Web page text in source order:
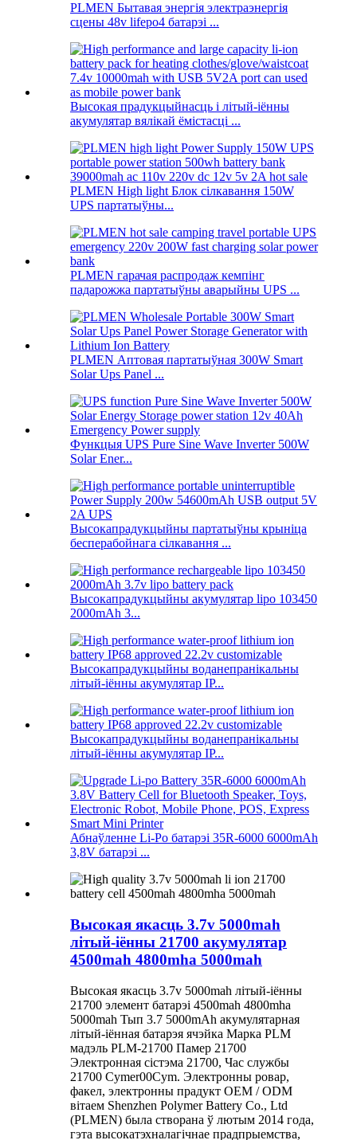
PLMEN Бытавая энергія электраэнергія
сцены 48v lifepo4 батарэі ...
Высокая прадукцыйнасць і літый-іённы
акумулятар вялікай ёмістасці ...
PLMEN High light Блок сілкавання 150W
UPS партатыўны...
PLMEN гарачая распродаж кемпінг
падарожжа партатыўны аварыйны UPS ...
PLMEN Аптовая партатыўная 300W Smart
Solar Ups Panel ...
Функцыя UPS Pure Sine Wave Inverter 500W
Solar Ener...
Высокапрадукцыйны партатыўны крыніца
бесперабойнага сілкавання ...
Высокапрадукцыйны акумулятар lipo 103450
2000mAh 3...
Высокапрадукцыйны воданепранікальны
літый-іённы акумулятар IP...
Высокапрадукцыйны воданепранікальны
літый-іённы акумулятар IP...
Абнаўленне Li-Po батарэі 35R-6000 6000mAh
3,8V батарэі ...
Высокая якасць 3.7v 5000mah
літый-іённы 21700 акумулятар
4500mah 4800mha 5000mah
Высокая якасць 3.7v 5000mah літый-іённы
21700 элемент батарэі 4500mah 4800mha
5000mah Тып 3.7 5000mAh акумулятарная
літый-іённая батарэя ячэйка Марка PLM
мадэль PLM-21700 Памер 21700
Электронная сістэма 21700, Час службы
21700 Cymer00Cym. Электронны ровар,
факел, электронны прадукт OEM / ODM
вітаем Shenzhen Polymer Battery Co., Ltd
(PLMEN) была створана ў лютым 2014 года,
гэта высокатэхналагічнае прадпрыемства,